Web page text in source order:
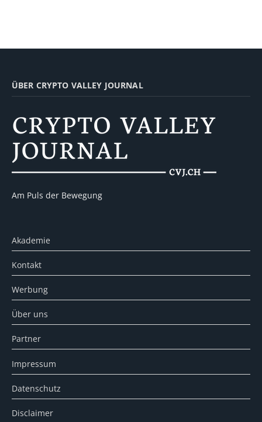
ÜBER CRYPTO VALLEY JOURNAL
Am Puls der Bewegung
Akademie
Kontakt
Werbung
Über uns
Partner
Impressum
Datenschutz
Disclaimer